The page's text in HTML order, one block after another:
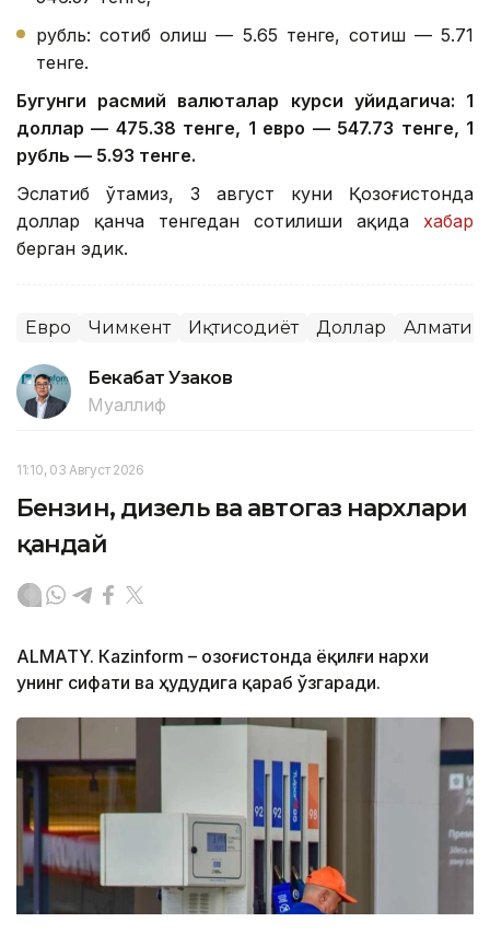
рубль: сотиб олиш — 5.65 тенге, сотиш — 5.71
тенге.
Бугунги расмий валюталар курси қуйидагича: 1
доллар — 475.38 тенге, 1 евро — 547.73 тенге, 1
рубль — 5.93 тенге.
Эслатиб ўтамиз, 3 август куни Қозоғистонда
доллар қанча тенгедан сотилиши ҳақида хабар
берган эдик.
Евро Чимкент Иқтисодиёт Доллар Алмати
Бекабат Узаков
Муаллиф
11:10, 03 Август 2026
Бензин, дизель ва автогаз нархлари
қандай
ALMATY. Кazinform – Қозоғистонда ёқилғи нархи
унинг сифати ва ҳудудига қараб ўзгаради.